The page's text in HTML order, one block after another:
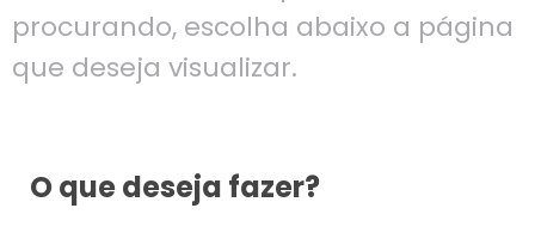
procurando, escolha abaixo a página
que deseja visualizar.
O que deseja fazer?